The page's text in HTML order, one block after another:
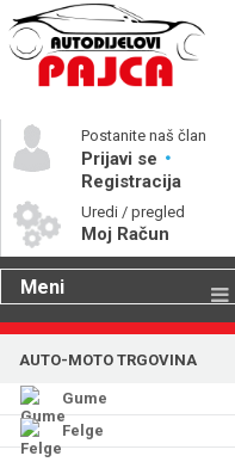
Postanite naš član
Prijavi se
Registracija
Uredi / pregled
Moj Račun
Meni
Gume
Katalog rezervnih dijelova
AUTO-MOTO TRGOVINA
Gume
Felge